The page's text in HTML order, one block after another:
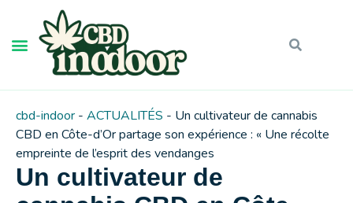
cbd-indoor - ACTUALITÉS - Un cultivateur de cannabis
CBD en Côte-d’Or partage son expérience : « Une récolte
empreinte de l’esprit des vendanges
Un cultivateur de